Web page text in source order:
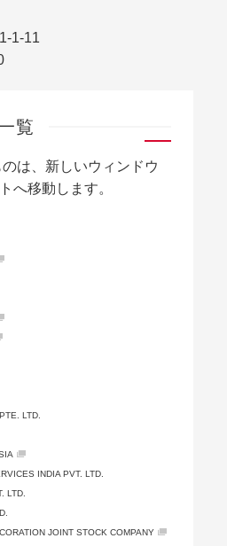
1-11
覧
は、新しいウィンドウ
へ移動します。
LTD.
INDIA PVT. LTD.
LTD.
JOINT STOCK COMPANY